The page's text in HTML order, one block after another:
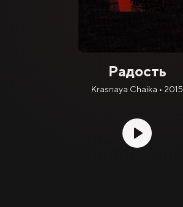
Радость
Krasnaya Chaika • 2015